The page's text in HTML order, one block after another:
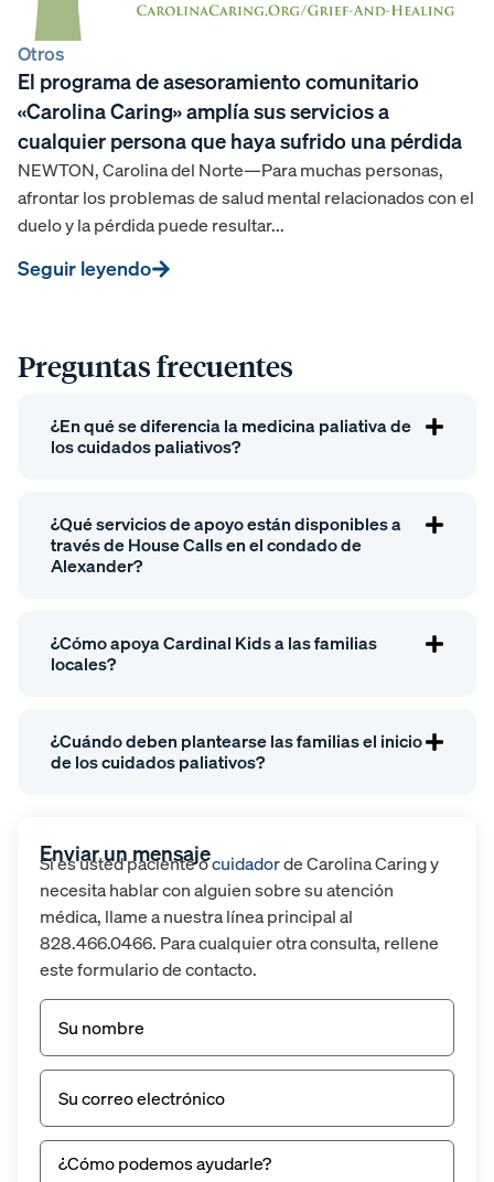
Otros
El programa de asesoramiento comunitario
«Carolina Caring» amplía sus servicios a
cualquier persona que haya sufrido una pérdida
NEWTON, Carolina del Norte—Para muchas personas,
afrontar los problemas de salud mental relacionados con el
duelo y la pérdida puede resultar...
Seguir leyendo
Enviar un mensaje
Si es usted paciente ocuidadorde Carolina Caring y
necesita hablar con alguien sobre su atención
médica, llame a nuestra línea principal al
828.466.0466. Para cualquier otra consulta, rellene
este formulario de contacto.
Nombre(Obligatorio)
Correo
electrónico(Obligatorio)
Sin
título(Obligatorio)
Preguntas frecuentes
¿En qué se diferencia la medicina paliativa de
los cuidados paliativos?
¿Qué servicios de apoyo están disponibles a
través de House Calls en el condado de
Alexander?
¿Cómo apoya Cardinal Kids a las familias
locales?
¿Cuándo deben plantearse las familias el inicio
de los cuidados paliativos?